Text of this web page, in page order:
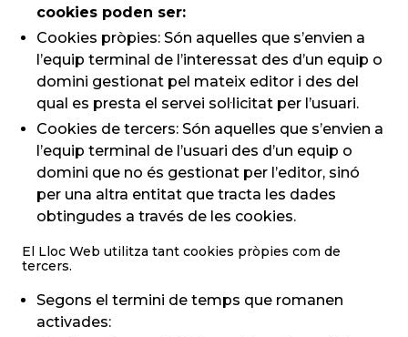
cookies poden ser:
Cookies pròpies: Són aquelles que s’envien a
l’equip terminal de l’interessat des d’un equip o
domini gestionat pel mateix editor i des del
qual es presta el servei sol·licitat per l’usuari.
Cookies de tercers: Són aquelles que s’envien a
l’equip terminal de l’usuari des d’un equip o
domini que no és gestionat per l’editor, sinó
per una altra entitat que tracta les dades
obtingudes a través de les cookies.
El Lloc Web utilitza tant cookies pròpies com de
tercers.
Segons el termini de temps que romanen
activades: